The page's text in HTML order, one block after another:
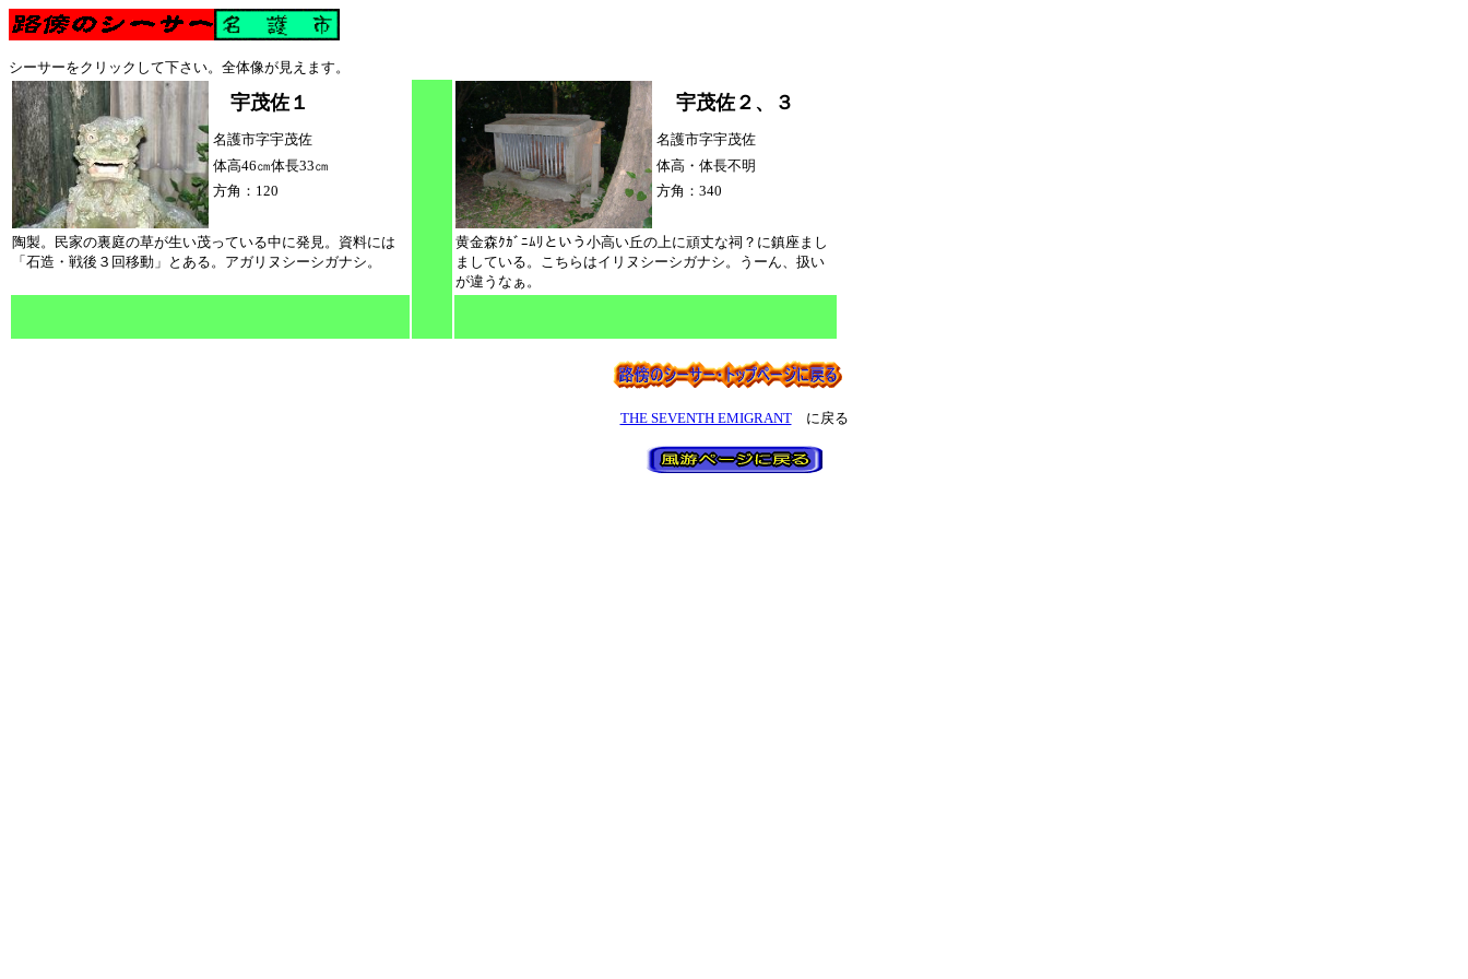
シーサーをクリックして下さい。全体像が見えます。
宇茂佐１ 宇茂佐２、３
名護市字宇茂佐
名護市字宇茂佐
体高46㎝体長33㎝
体高・体長不明
方角：120
方角：340
陶製。民家の裏庭の草が生い茂っている中に発見。資料には
「石造・戦後３回移動」とある。アガリヌシーシガナシ。
黄金森ｸｶﾞﾆﾑﾘという小高い丘の上に頑丈な祠？に鎮座まし
ましている。こちらはイリヌシーシガナシ。うーん、扱い
が違うなぁ。
THE SEVENTH EMIGRANTに戻る